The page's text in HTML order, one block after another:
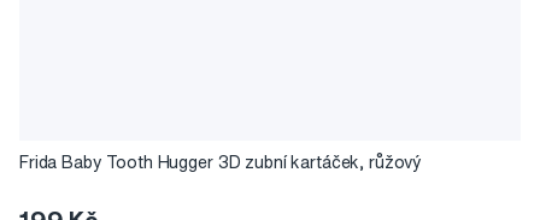
Frida Baby Tooth Hugger 3D zubní kartáček, růžový